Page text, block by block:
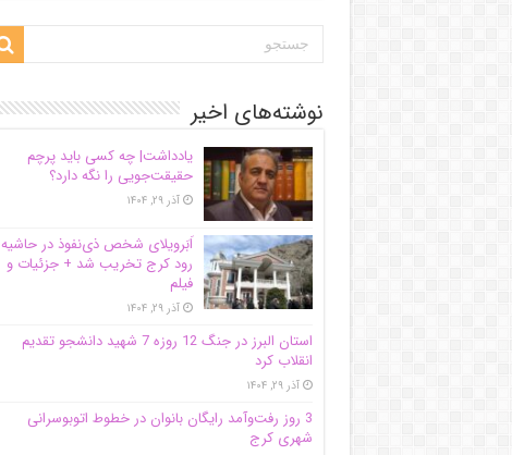
نوشته‌های اخیر
یادداشت| ‌چه کسی باید پرچم
حقیقت‌جویی را نگه دارد؟
آذر ۲۹, ۱۴۰۴
اَبَر‌ویلای شخص ذی‌نفوذ در حاشیه‌
رود کرج تخریب شد + جزئیات و
فیلم
آذر ۲۹, ۱۴۰۴
استان البرز در جنگ 12 روزه 7 شهید دانشجو تقدیم
انقلاب کرد
آذر ۲۹, ۱۴۰۴
3 روز رفت‌وآمد رایگان بانوان در خطوط اتوبوسرانی
شهری کرج